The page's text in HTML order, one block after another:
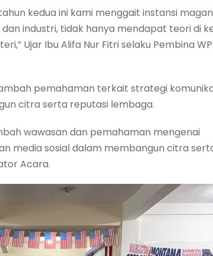
kedua ini kami menggait instansi
industri, tidak hanya mendapat teori di
Ujar Ibu Alifa Nur Fitri selaku Pembina
pemahaman terkait strategi
citra serta reputasi lembaga.
wawasan dan pemahaman mengenai
media sosial dalam membangun citra
Acara.